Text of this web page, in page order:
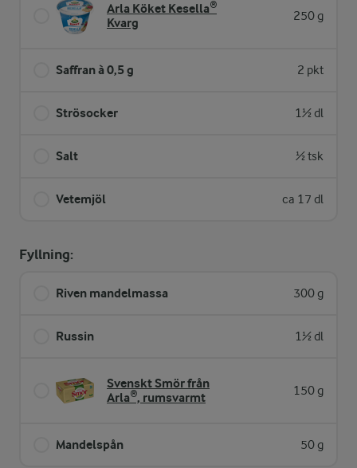
Arla Köket Kesella®
Kvarg
250 g
Saffran à 0,5 g 2 pkt
Strösocker 1½ dl
Salt ½ tsk
Vetemjöl ca 17 dl
Fyllning:
Riven mandelmassa 300 g
Russin 1½ dl
Svenskt Smör från
Arla®, rumsvarmt
150 g
Mandelspån 50 g